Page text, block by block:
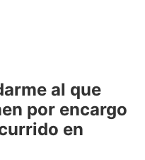
al que
por encargo
en